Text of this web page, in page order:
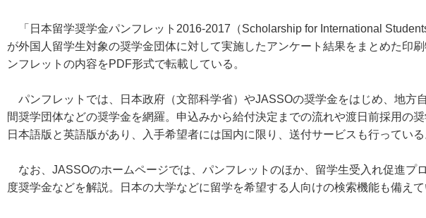
「日本留学奨学金パンフレット2016-2017（Scholarship for International
が外国人留学生対象の奨学金団体に対して実施したアンケート結果をまとめた印
ンフレットの内容をPDF形式で転載している。
パンフレットでは、日本政府（文部科学省）やJASSOの奨学金をはじめ、地方
間奨学団体などの奨学金を網羅。申込みから給付決定までの流れや渡日前採用の奨
日本語版と英語版があり、入手希望者には国内に限り、送付サービスも行っている
なお、JASSOのホームページでは、パンフレットのほか、留学生受入れ促進プ
度奨学金などを解説。日本の大学などに留学を希望する人向けの検索機能も備えて